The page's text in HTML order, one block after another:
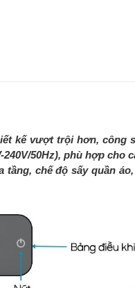
kế vượt trội hơn, công
50Hz), phù hợp cho
chế độ sấy quần